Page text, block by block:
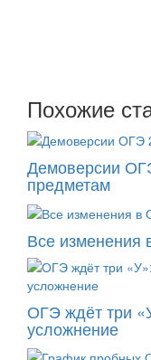
Похожие
Демоверсии
предметам
Все изменения
ОГЭ ждёт три
усложнение